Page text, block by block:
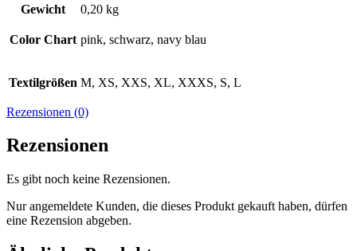
Gewicht
0,20 kg
Color Chart pink, schwarz, navy blau
Textilgrößen M, XS, XXS, XL, XXXS, S, L
Rezensionen (0)
Rezensionen
Es gibt noch keine Rezensionen.
Nur angemeldete Kunden, die dieses Produkt gekauft haben, dürfen
eine Rezension abgeben.